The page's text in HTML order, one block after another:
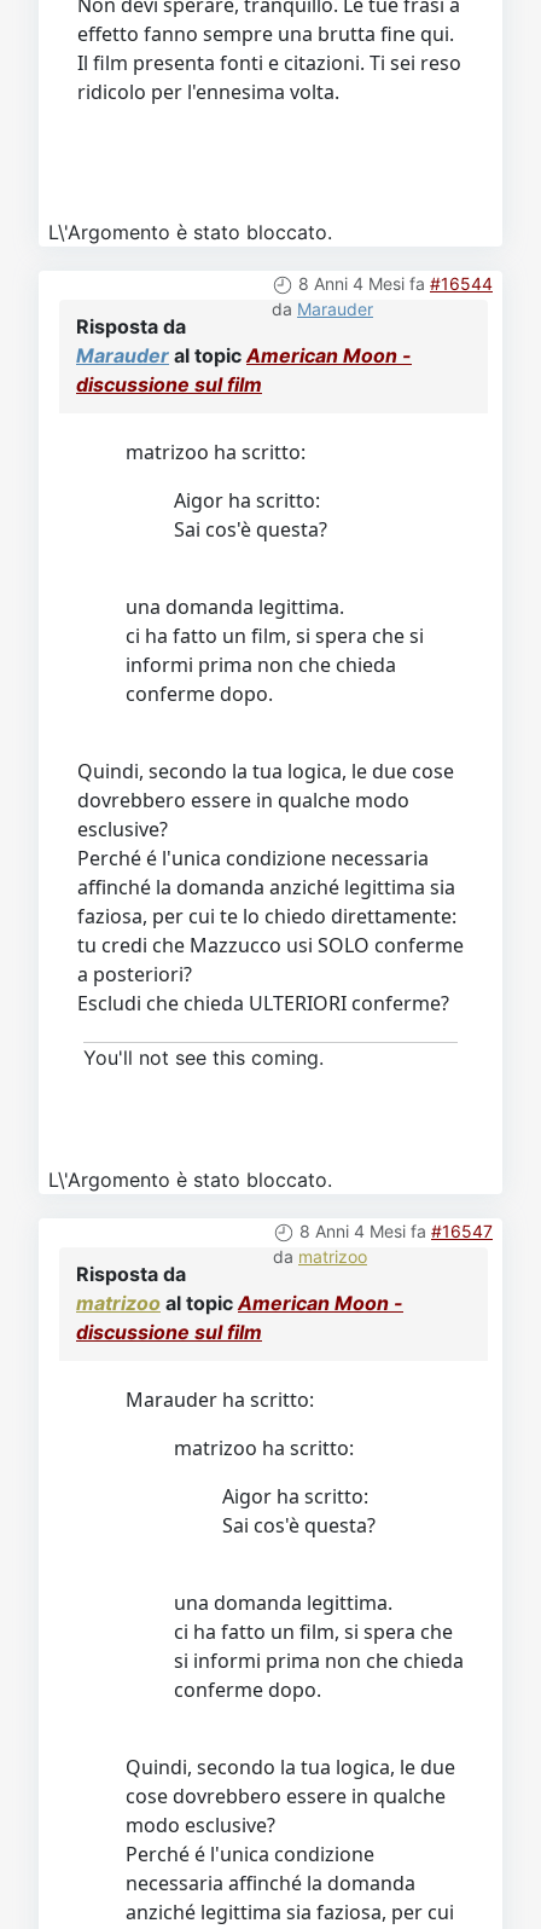
effetto fanno sempre una brutta fine qui.
Il film presenta fonti e citazioni. Ti sei reso
ridicolo per l'ennesima volta.
L\'Argomento è stato bloccato.
8 Anni 4 Mesi fa #16544
da Marauder
Risposta da
Marauder al topicAmerican Moon -
discussione sul film
matrizoo ha scritto:
Aigor ha scritto:
Sai cos'è questa?
una domanda legittima.
ci ha fatto un film, si spera che si
informi prima non che chieda
conferme dopo.
Quindi, secondo la tua logica, le due cose
dovrebbero essere in qualche modo
esclusive?
Perché é l'unica condizione necessaria
affinché la domanda anziché legittima sia
faziosa, per cui te lo chiedo direttamente:
tu credi che Mazzucco usi SOLO conferme
a posteriori?
Escludi che chieda ULTERIORI conferme?
You'll not see this coming.
L\'Argomento è stato bloccato.
8 Anni 4 Mesi fa #16547
da matrizoo
Risposta da
matrizoo al topicAmerican Moon -
discussione sul film
Marauder ha scritto:
matrizoo ha scritto:
Aigor ha scritto:
Sai cos'è questa?
una domanda legittima.
ci ha fatto un film, si spera che
si informi prima non che chieda
conferme dopo.
Quindi, secondo la tua logica, le due
cose dovrebbero essere in qualche
modo esclusive?
Perché é l'unica condizione
necessaria affinché la domanda
anziché legittima sia faziosa, per cui